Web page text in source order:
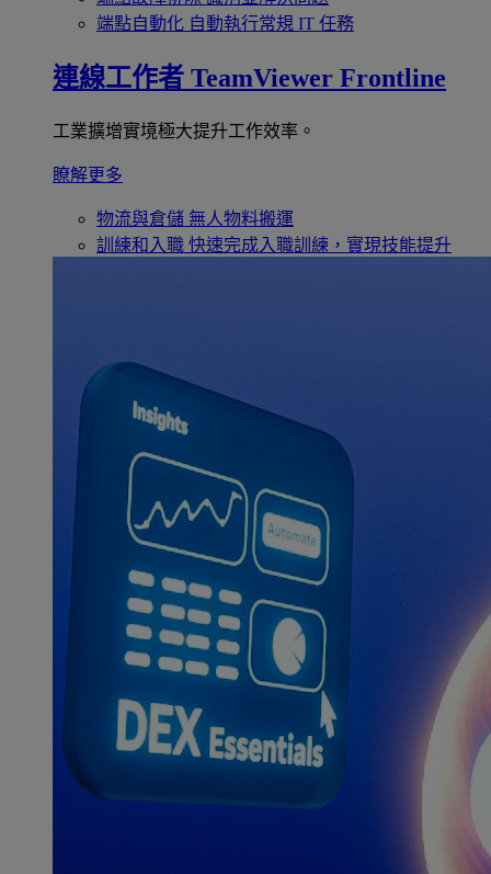
端點自動化 自動執行常規 IT 任務
連線工作者 TeamViewer Frontline
工業擴增實境極大提升工作效率。
瞭解更多
物流與倉儲 無人物料搬運
訓練和入職 快速完成入職訓練，實現技能提升